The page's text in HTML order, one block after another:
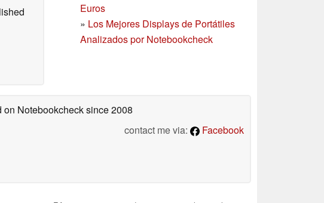
Euros
» Los Mejores Displays de Portátiles
Analizados por Notebookcheck
on Notebookchecksince 2008
contact me via:
Facebook